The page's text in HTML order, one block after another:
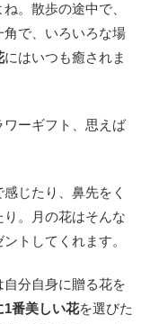
。散歩の途中で、
で、いろいろな場
にはいつも癒されま
ワーギフト、思えば
感じたり、鼻先をく
り。月の花はそんな
トしてくれます。
分自身に贈る花を
1番美しい花を選びた